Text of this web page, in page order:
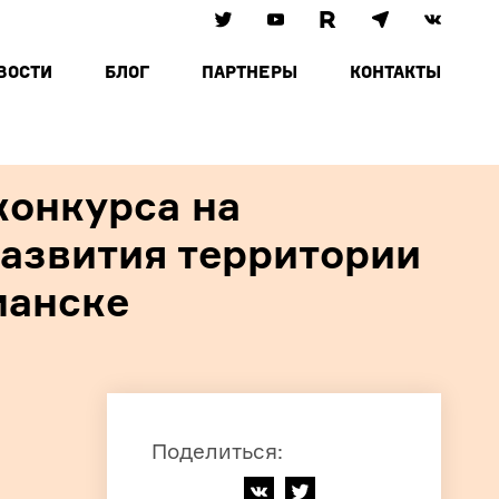
БЛОГ ПАРТНЕРЫ КОНТАКТЫ
на
территории
Поделиться: